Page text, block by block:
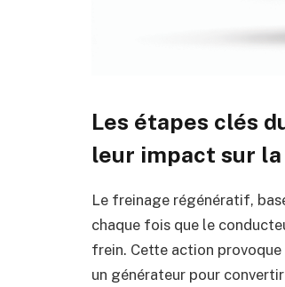
Les étapes clés
leur impact sur
Le freinage régénératif,
chaque fois que le
frein. Cette action
un générateur pour